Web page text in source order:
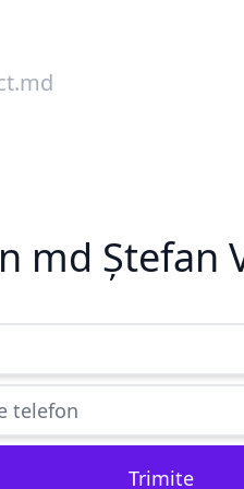
md Ștefan
Trimite